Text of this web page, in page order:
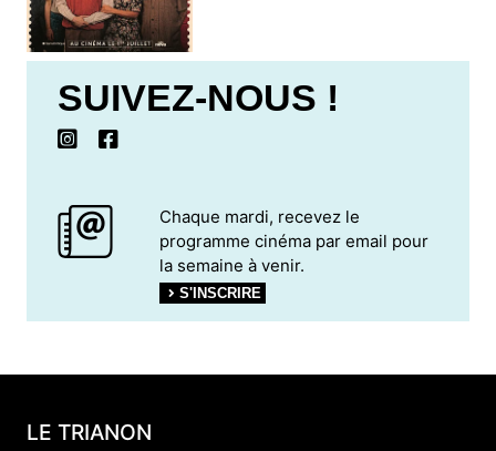
SUIVEZ-NOUS !
Chaque mardi, recevez le
programme cinéma par email pour
la semaine à venir.
S'INSCRIRE
LE TRIANON